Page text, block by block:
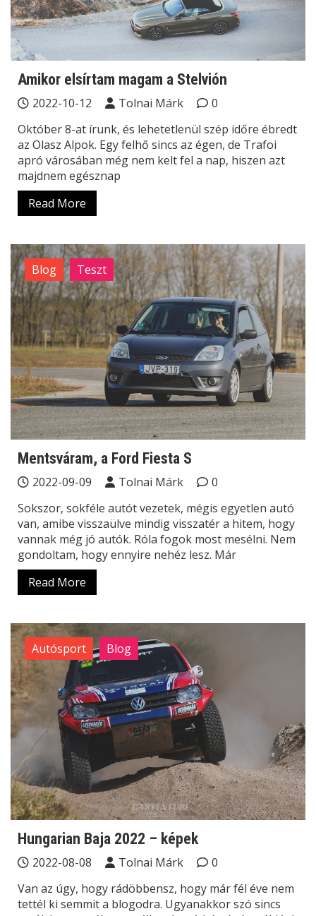
Amikor elsírtam magam a Stelvión
2022-10-12 Tolnai Márk
0
Október 8-at írunk, és lehetetlenül szép időre ébredt
az Olasz Alpok. Egy felhő sincs az égen, de Trafoi
apró városában még nem kelt fel a nap, hiszen azt
majdnem egésznap
Read More
Blog Teszt
Mentsváram, a Ford Fiesta S
2022-09-09 Tolnai Márk
0
Sokszor, sokféle autót vezetek, mégis egyetlen autó
van, amibe visszaülve mindig visszatér a hitem, hogy
vannak még jó autók. Róla fogok most mesélni. Nem
gondoltam, hogy ennyire nehéz lesz. Már
Read More
Autósport Blog
Hungarian Baja 2022 – képek
2022-08-08 Tolnai Márk
0
Van az úgy, hogy rádöbbensz, hogy már fél éve nem
tettél ki semmit a blogodra. Ugyanakkor szó sincs